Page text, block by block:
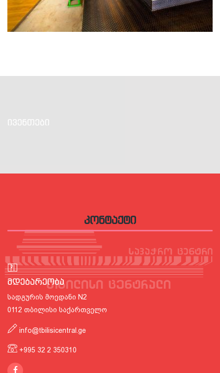
ივენთები
ᲙᲝᲜᲢᲐᲥᲢᲘ
მდებარეობა
სადგურის მოედანი N2
0112 თბილისი საქართველო
info@tbilisicentral.ge
+995 32 2 350310